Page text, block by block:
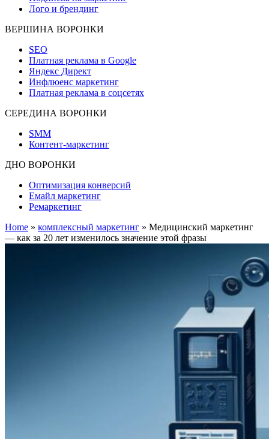
Лого и брендинг
ВЕРШИНА ВОРОНКИ
SEO
Платная реклама в Google
Яндекс Директ
Инфлюенс маркетинг
Платная реклама в соцсетях
СЕРЕДИНА ВОРОНКИ
SMM
Контент-маркетинг
ДНО ВОРОНКИ
Оптимизация конверсий
Емайл маркетинг
Ремаркетинг
Home » комплексный маркетинг » Медицинский маркетинг
— как за 20 лет изменилось значение этой фразы